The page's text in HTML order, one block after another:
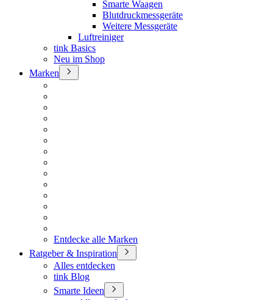
Smarte Waagen
Blutdruckmessgeräte
Weitere Messgeräte
Luftreiniger
tink Basics
Neu im Shop
Marken
Entdecke alle Marken
Ratgeber & Inspiration
Alles entdecken
tink Blog
Smarte Ideen